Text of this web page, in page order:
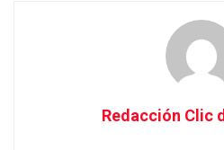
Redacción Clic